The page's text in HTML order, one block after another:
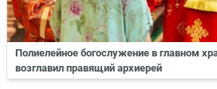
Полиелейное богослужение в главном
возглавил правящий архиерей